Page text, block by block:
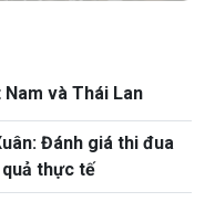
và Thái Lan
Đánh giá thi đua
thực tế